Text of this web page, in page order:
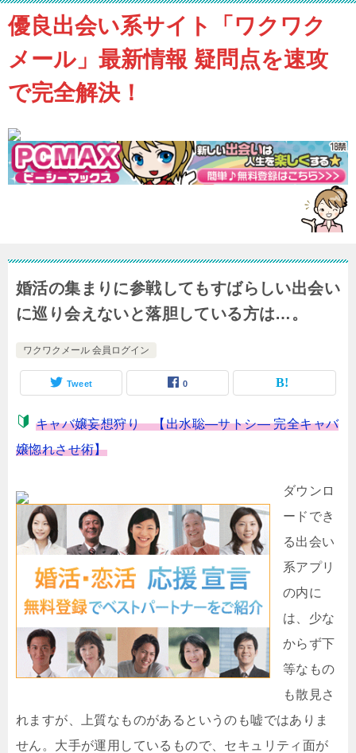
優良出会い系サイト「ワクワク
メール」最新情報 疑問点を速攻
で完全解決！
婚活の集まりに参戦してもすばらしい出会い
に巡り会えないと落胆している方は…。
ワクワクメール 会員ログイン
Tweet 0
キャバ嬢妄想狩り 【出水聡―サトシ― 完全キャバ
嬢惚れさせ術】
ダウンロ
ードでき
る出会い
系アプリ
の内に
は、少な
からず下
等なもの
も散見さ
れますが、上質なものがあるというのも嘘ではありま
せん。大手が運用しているもので、セキュリティ面が